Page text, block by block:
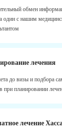
обмен
один с нашим
лечения
до визы и подбора
при планировании
лечение